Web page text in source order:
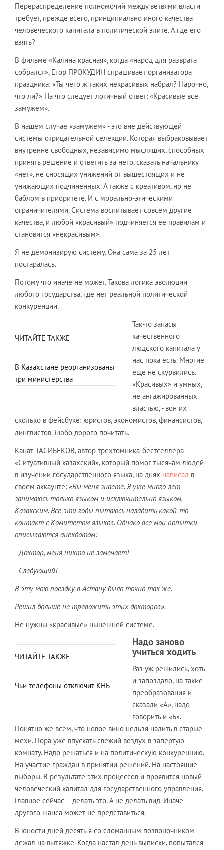
Перераспределение полномочий между ветвями власти
требует, прежде всего, принципиально иного качества
человеческого капитала в политической элите. А где его
взять?
В фильме «Калина красная», когда «народ для разврата
собрался», Егор ПРОКУДИН спрашивает организатора
праздника: «Ты чего ж таких некрасивых набрал? Нарочно,
что ли?» На что следует логичный ответ: «Красивые все
замужем».
В нашем случае «замужем» - это вне действующей
системы отрицательной селекции. Которая выбраковывает
внутренне свободных, независимо мыслящих, способных
принять решение и ответить за него, сказать начальнику
«нет», не сносящих унижений от вышестоящих и не
унижающих подчиненных. А также с креативом, но не
баблом в приоритете. И с морально-этическими
ограничителями. Система воспитывает совсем другие
качества, и любой «красивый» подчиняется ее правилам и
становится «некрасивым».
Я не демонизирую систему. Она сама за 25 лет
постаралась.
Потому что иначе не может. Такова логика эволюции
любого государства, где нет реальной политической
конкуренции.
ЧИТАЙТЕ ТАКЖЕ
В Казахстане реорганизованы
три министерства
Так-то запасы
качественного
людского капитала у
нас пока есть. Многие
еще не скурвились.
«Красивых» и умных,
не ангажированных
властью, - вон их
сколько в фейсбуке: юристов, экономистов, финансистов,
лингвистов. Любо-дорого почитать.
Канат ТАСИБЕКОВ, автор трехтомника-бестселлера
«Ситуативный казахский», который помог тысячам людей
в изучении государственного языка, на днях написал в
своем аккаунте: «Вы меня знаете. Я уже много лет
занимаюсь только языком и исключительно языком.
Казахским. Все эти годы пытаюсь наладить какой-то
контакт с Комитетом языков. Однако все мои попытки
описываются анекдотом:
- Доктор, меня никто не замечает!
- Следующий!
В эту мою поездку в Астану было точно так же.
Решил больше не тревожить этих докторов».
Не нужны «красивые» нынешней системе.
ЧИТАЙТЕ ТАКЖЕ
Чьи телефоны отключит КНБ
Надо заново
учиться ходить
Раз уж решились, хоть
и запоздало, на такие
преобразования и
сказали «А», надо
говорить и «Б».
Понятно же всем, что новое вино нельзя налить в старые
мехи. Пора уже впускать свежий воздух в запертую
комнату. Надо решаться и на политическую конкуренцию.
На участие граждан в принятии решений. На настоящие
выборы. В результате этих процессов и проявится новый
человеческий капитал для государственного управления.
Главное сейчас – делать это. А не делать вид. Иначе
другого шанса может не представиться.
В юности дней десять я со сломанным позвоночником
лежал на вытяжке. Когда настал день выписки, попытался